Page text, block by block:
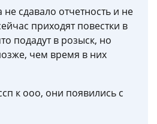
не сдавало отчетность и не
приходят повестки в
подадут в розыск, но
чем время в них
к ооо, они появились с